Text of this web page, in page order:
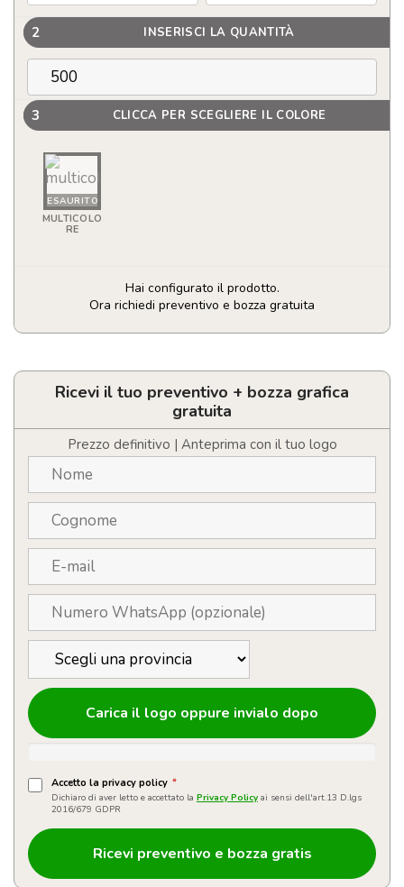
2 INSERISCI LA QUANTITÀ
3 CLICCA PER SCEGLIERE IL COLORE
ESAURITO
MULTICOLO
RE
Hai configurato il prodotto.
Ora richiedi preventivo e bozza gratuita
Torcia
quantità
Ricevi il tuo preventivo + bozza grafica
gratuita
Prezzo definitivo | Anteprima con il tuo logo
Carica il logo oppure invialo dopo
Accetto la privacy policy *
Dichiaro di aver letto e accettato la Privacy Policy ai sensi dell'art.13 D.lgs
2016/679 GDPR